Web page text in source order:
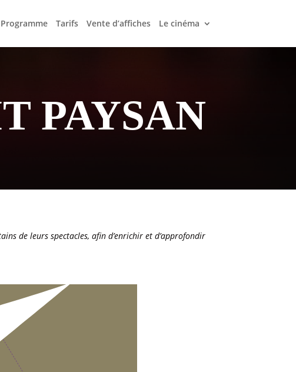
Programme Tarifs Vente d’affiches Le cinéma
PAYSAN
de leurs spectacles, afin d’enrichir et d’approfondir